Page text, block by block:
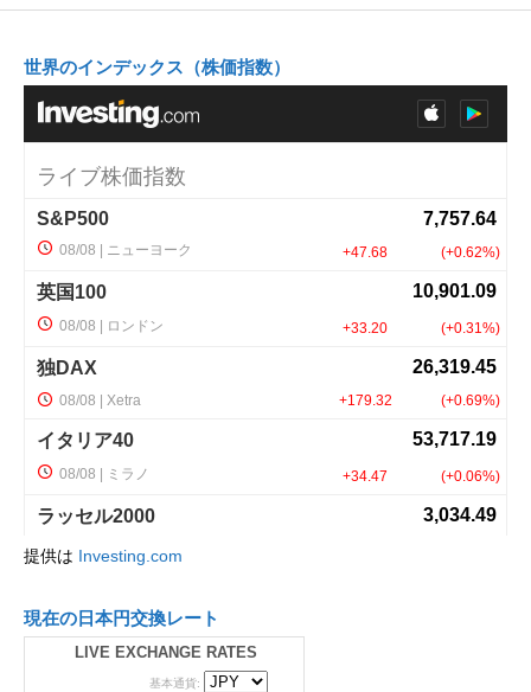
世界のインデックス（株価指数）
提供は Investing.com
現在の日本円交換レート
LIVE EXCHANGE RATES